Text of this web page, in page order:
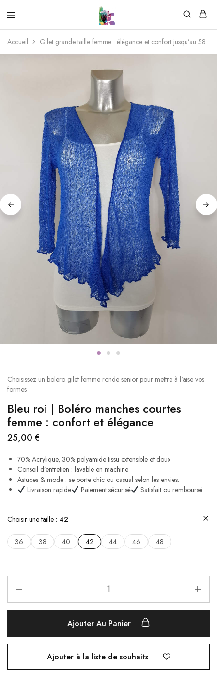
Accueil Gilet grande taille femme : élégance et confort jusqu’au 58
Choisissez un bolero gilet femme ronde senior pour mettre à l'aise vos
formes
Bleu roi | Boléro manches courtes
femme : confort et élégance
25,00 €
70% Acrylique, 30% polyamide tissu extensible et doux
Conseil d’entretien : lavable en machine
Astuces & mode : se porte chic ou casual selon les envies.
Livraison rapide
Paiement sécurisé Satisfait ou remboursé
Choisir une taille 42
36 38 40 42 44 46 48
Ajouter Au Panier
Ajouter à la liste de souhaits